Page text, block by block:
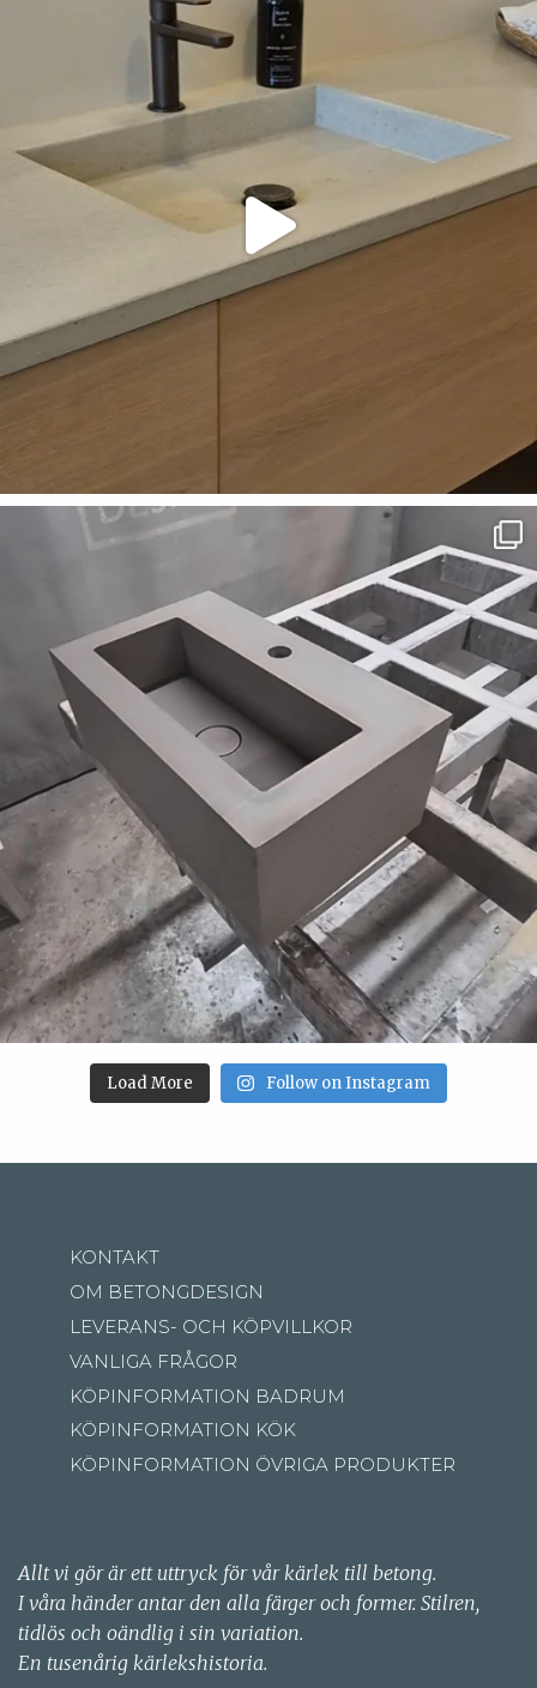
Load More Follow on Instagram
KONTAKT
OM BETONGDESIGN
LEVERANS- OCH KÖPVILLKOR
VANLIGA FRÅGOR
KÖPINFORMATION BADRUM
KÖPINFORMATION KÖK
KÖPINFORMATION ÖVRIGA PRODUKTER
Allt vi gör är ett uttryck för vår kärlek till betong.
I våra händer antar den alla färger och former. Stilren,
tidlös och oändlig i sin variation.
En tusenårig kärlekshistoria.